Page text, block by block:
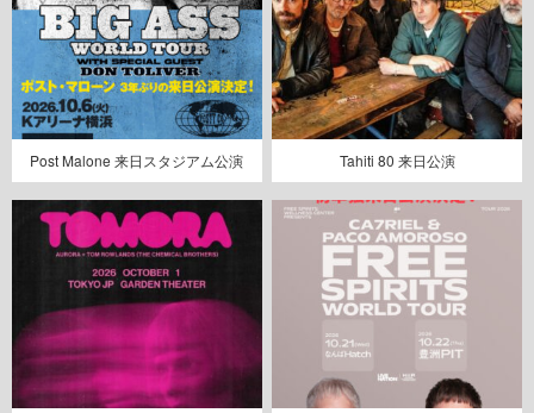
Post Malone 来日スタジアム公演 Tahiti 80 来日公演